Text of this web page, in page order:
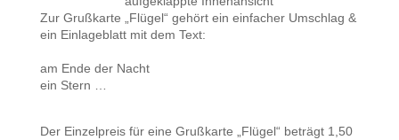
Zur Grußkarte „Flügel“ gehört ein einfacher Umschlag &
ein Einlageblatt mit dem Text:
am Ende der Nacht
ein Stern …
Der Einzelpreis für eine Grußkarte „Flügel“ beträgt 1,50